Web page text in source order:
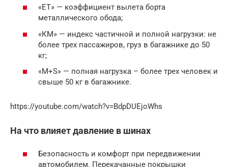
«ЕТ» — коэффициент вылета борта
металлического обода;
«КМ» — индекс частичной и полной нагрузки: не
более трех пассажиров, груз в багажнике до 50
кг;
«М+S» — полная нагрузка – более трех человек и
свыше 50 кг в багажнике.
https://youtube.com/watch?v=BdpDUEjoWhs
На что влияет давление в шинах
Безопасность и комфорт при передвижении
автомобилем. Перекачанные покрышки